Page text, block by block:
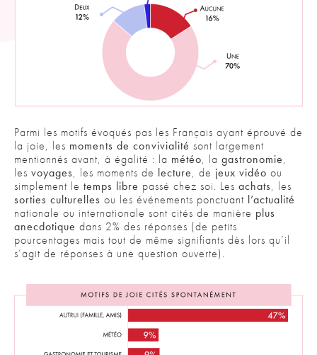
Parmi les motifs évoqués pas les Français ayant éprouvé de
la joie, les moments de convivialité sont largement
mentionnés avant, à égalité : la météo, la gastronomie,
les voyages, les moments de lecture, de jeux vidéo ou
simplement le temps libre passé chez soi. Les achats, les
sorties culturelles ou les événements ponctuant l’actualité
nationale ou internationale sont cités de manière plus
anecdotique dans 2% des réponses (de petits
pourcentages mais tout de même signifiants dès lors qu’il
s’agit de réponses à une question ouverte).